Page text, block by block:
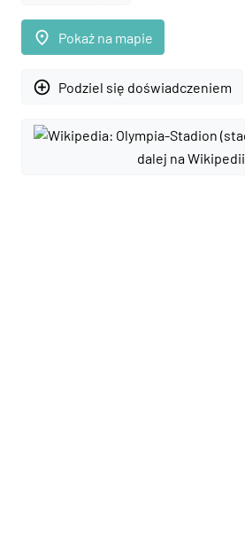
place Pokaż na mapie
add_circle_outline Podziel się doświadczeniem
dalej na Wikipedii